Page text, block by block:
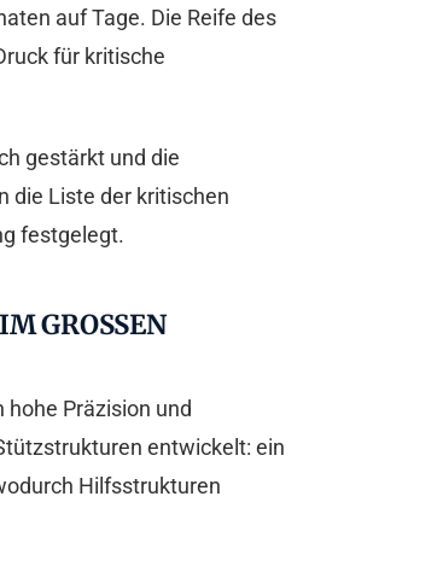
auf Tage. Die Reife des
für kritische
gestärkt und die
die Liste der kritischen
festgelegt.
M
Präzision und
entwickelt: ein
Hilfsstrukturen